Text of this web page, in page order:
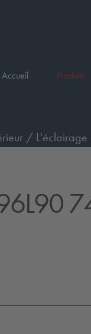
Accueil Produits
/ L'éclairage